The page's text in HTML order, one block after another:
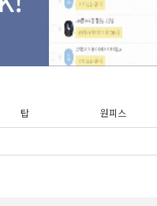
탑 원피스